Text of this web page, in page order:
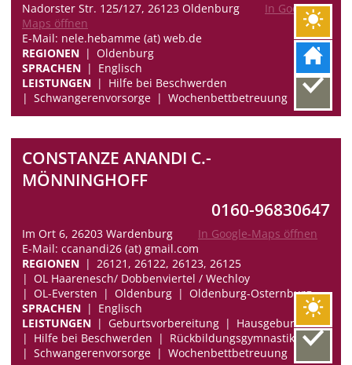
Nadorster Str. 125/127, 26123 Oldenburg
In Google-
Maps öffnen
E-Mail: nele.hebamme (at) web.de
REGIONEN
Oldenburg
SPRACHEN
Englisch
LEISTUNGEN
Hilfe bei Beschwerden
Schwangerenvorsorge
Wochenbettbetreuung
CONSTANZE ANANDI C.-
MÖNNINGHOFF
0160-96830647
Im Ort 6, 26203 Wardenburg
In Google-Maps öffnen
E-Mail: ccanandi26 (at) gmail.com
REGIONEN
26121, 26122, 26123, 26125
OL Haarenesch/ Dobbenviertel / Wechloy
OL-Eversten
Oldenburg
Oldenburg-Osternburg
SPRACHEN
Englisch
LEISTUNGEN
Geburtsvorbereitung
Hausgeburten
Hilfe bei Beschwerden
Rückbildungsgymnastik
Schwangerenvorsorge
Wochenbettbetreuung